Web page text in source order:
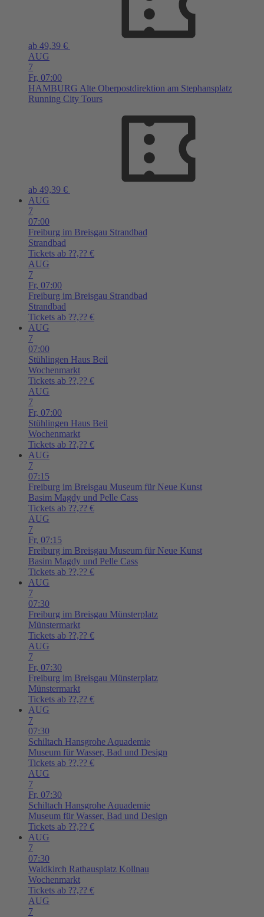
ab 49,39 €
AUG
7
Fr, 07:00
HAMBURG Alte Oberpostdirektion am Stephansplatz
Running City Tours
ab 49,39 €
AUG
7
07:00
Freiburg im Breisgau Strandbad
Strandbad
Tickets ab ??,?? €
AUG
7
Fr, 07:00
Freiburg im Breisgau Strandbad
Strandbad
Tickets ab ??,?? €
AUG
7
07:00
Stühlingen Haus Beil
Wochenmarkt
Tickets ab ??,?? €
AUG
7
Fr, 07:00
Stühlingen Haus Beil
Wochenmarkt
Tickets ab ??,?? €
AUG
7
07:15
Freiburg im Breisgau Museum für Neue Kunst
Basim Magdy und Pelle Cass
Tickets ab ??,?? €
AUG
7
Fr, 07:15
Freiburg im Breisgau Museum für Neue Kunst
Basim Magdy und Pelle Cass
Tickets ab ??,?? €
AUG
7
07:30
Freiburg im Breisgau Münsterplatz
Münstermarkt
Tickets ab ??,?? €
AUG
7
Fr, 07:30
Freiburg im Breisgau Münsterplatz
Münstermarkt
Tickets ab ??,?? €
AUG
7
07:30
Schiltach Hansgrohe Aquademie
Museum für Wasser, Bad und Design
Tickets ab ??,?? €
AUG
7
Fr, 07:30
Schiltach Hansgrohe Aquademie
Museum für Wasser, Bad und Design
Tickets ab ??,?? €
AUG
7
07:30
Waldkirch Rathausplatz Kollnau
Wochenmarkt
Tickets ab ??,?? €
AUG
7